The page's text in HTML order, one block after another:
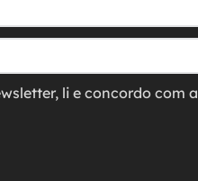
li e concordo com a